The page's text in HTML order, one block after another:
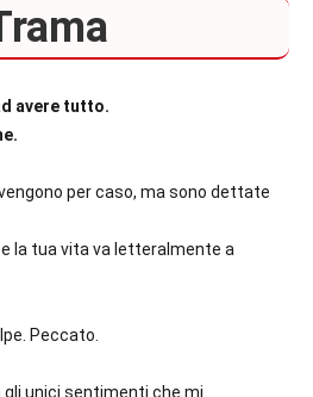
avere tutto.
per caso, ma sono dettate
la tua vita va letteralmente a
Peccato.
gli unici sentimenti che mi